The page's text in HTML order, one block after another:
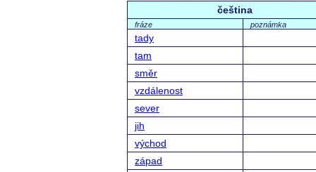
čeština
fráze poznámka
tady
tam
směr
vzdálenost
sever
jih
východ
západ